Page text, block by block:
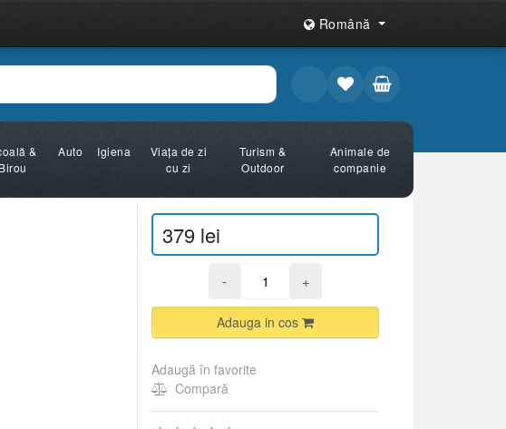
Română
&
Birou
Auto Igiena
Viața de zi
cu zi
Turism &
Outdoor
Animale de
companie
379 lei
- +
Adauga in cos
Adaugă în favorite
Compară